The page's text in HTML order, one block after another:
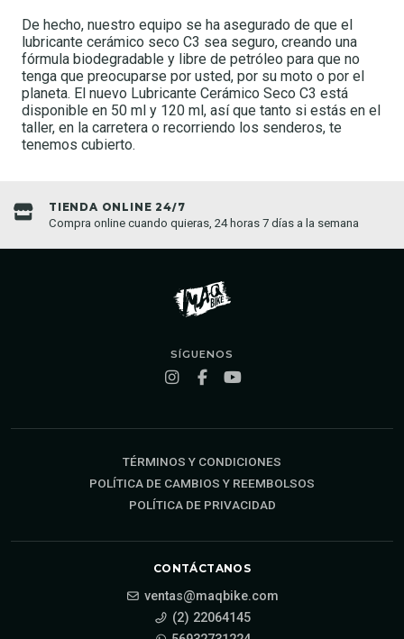
De hecho, nuestro equipo se ha asegurado de que el
lubricante cerámico seco C3 sea seguro, creando una
fórmula biodegradable y libre de petróleo para que no
tenga que preocuparse por usted, por su moto o por el
planeta. El nuevo Lubricante Cerámico Seco C3 está
disponible en 50 ml y 120 ml, así que tanto si estás en el
taller, en la carretera o recorriendo los senderos, te
tenemos cubierto.
TIENDA ONLINE 24/7
Compra online cuando quieras, 24 horas 7 días a la semana
SÍGUENOS
TÉRMINOS Y CONDICIONES
POLÍTICA DE CAMBIOS Y REEMBOLSOS
POLÍTICA DE PRIVACIDAD
CONTÁCTANOS
ventas@maqbike.com
(2) 22064145